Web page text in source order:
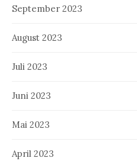
September 2023
August 2023
Juli 2023
Juni 2023
Mai 2023
April 2023